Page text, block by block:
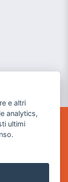
e altri
analytics,
ultimi